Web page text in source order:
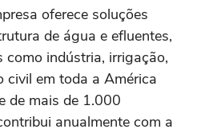
oferece soluções
de água e efluentes,
como indústria, irrigação,
civil em toda a América
de mais de 1.000
anualmente com a